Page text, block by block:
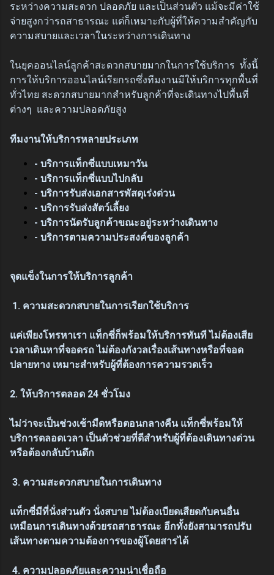
ระหว่างความสะดวก ปลอดภัย และเป็นส่วนตัว แม้จะมีค่าใช้
จ่ายสูงกว่ารถสาธารณะ แต่ก็เหมาะกับผู้ที่ให้ความสำคัญกับ
ความสบายและเวลาในระหว่างการเดินทาง
ในยุคออนไลน์ลูกค้าสะดวกสบายมากในการใช้บริการ ทั้งนี้
การให้บริการออนไลน์เรียกรถซึ่งทีมงานมีให้บริการทุกพื้นที่
ทั่วไทย สะดวกสบายมากสำหรับลูกค้าที่จะเดินทางไปพื้นที่
ต่างๆ และความปลอดภัยสูง
ทีมงานให้บริการหลายประเภท
- บริการแท็กซี่แบบเหมาวัน
- บริการแท็กซี่แบบไปกลับ
- บริการรับส่งเอกสารพัสดุเร่งด่วน
- บริการรับส่งสัตว์เลี้ยง
- บริการนัดรับลูกค้าขณะอยู่ระหว่างเดินทาง
- บริการตามความประสงค์ของลูกค้า
จุดแข็งในการให้บริการลูกค้า
1. ความสะดวกสบายในการเรียกใช้บริการ
แค่เพียงโทรหาเรา แท็กซี่ก็พร้อมให้บริการทันที ไม่ต้องเสีย
เวลาเดินหาที่จอดรถ ไม่ต้องกังวลเรื่องเส้นทางหรือที่จอด
ปลายทาง เหมาะสำหรับผู้ที่ต้องการความรวดเร็ว
2. ให้บริการตลอด 24 ชั่วโมง
ไม่ว่าจะเป็นช่วงเช้ามืดหรือตอนกลางคืน แท็กซี่พร้อมให้
บริการตลอดเวลา เป็นตัวช่วยที่ดีสำหรับผู้ที่ต้องเดินทางด่วน
หรือต้องกลับบ้านดึก
3. ความสะดวกสบายในการเดินทาง
แท็กซี่มีที่นั่งส่วนตัว นั่งสบาย ไม่ต้องเบียดเสียดกับคนอื่น
เหมือนการเดินทางด้วยรถสาธารณะ อีกทั้งยังสามารถปรับ
เส้นทางตามความต้องการของผู้โดยสารได้
4. ความปลอดภัยและความน่าเชื่อถือ